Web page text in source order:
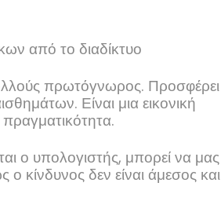
από το διαδίκτυο
πρωτόγνωρος. Προσφέρει
Είναι μια εικονική
ο υπολογιστής, μπορεί να μας
κίνδυνος δεν είναι άμεσος και